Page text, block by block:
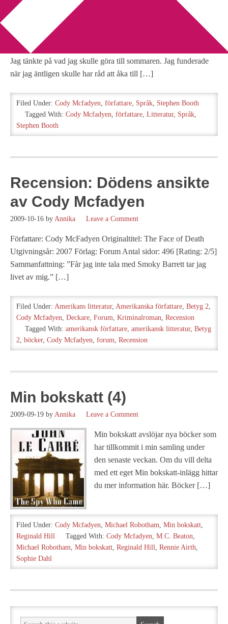
Vad gör en bok läsvärd?
byAnnika
När jag jobbade natt under helgen började tankarna flyga iväg.
Jag tänkte på vad jag skulle göra till sommaren. Jag funderade
när jag äntligen skulle har råd att åka till […]
Filed Under: Cody Mcfadyen, författare, Språk, Stephen Booth
Tagged With: Cody Mcfadyen, författare, Litteratur, Språk,
Stephen Booth
Recension: Dödens ansikte
av Cody Mcfadyen
2009-10-16 by Annika Leave a Comment
Författare: Cody McFadyen Originaltitel: The Face of Death
Utgivningsår: 2007 Förlag: Forum Antal sidor: 496 [Rating: 2/5]
Sammanfattning: ”Får jag inte tala med Smoky Barrett tar jag
livet av mig.” […]
Filed Under: Amerikans litteratur, Amerikanska författare, Betyg 2,
Cody Mcfadyen, Deckare, Forum, Kriminalroman, Recension
Tagged With: amerikansk författare, amerikansk litteratur, Betyg
2, böcker, Cody Mcfadyen, forum, Recension
Min bokskatt (4)
2009-09-19 by Annika Leave a Comment
Min bokskatt avslöjar nya böcker som
har tillkommit i min samling under
den senaste veckan. Om du vill delta
med ett eget Min bokskatt-inlägg hittar
du mer information här. Böcker […]
Filed Under: Cody Mcfadyen, Michael Robotham, Min bokskatt,
Reginald Hill
Tagged With: Cody Mcfadyen, M.C. Beaton,
Michael Robotham, Min bokskatt, Reginald Hill, Rennie Airth,
Sophie Dahl